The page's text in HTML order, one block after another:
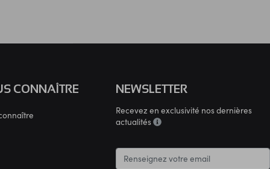
CONNAÎTRE NEWSLETTER
Recevez en exclusivité nos dernières
actualités